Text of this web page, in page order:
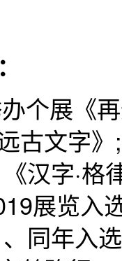
个展《
古文字
汉字·
展览入
同年入